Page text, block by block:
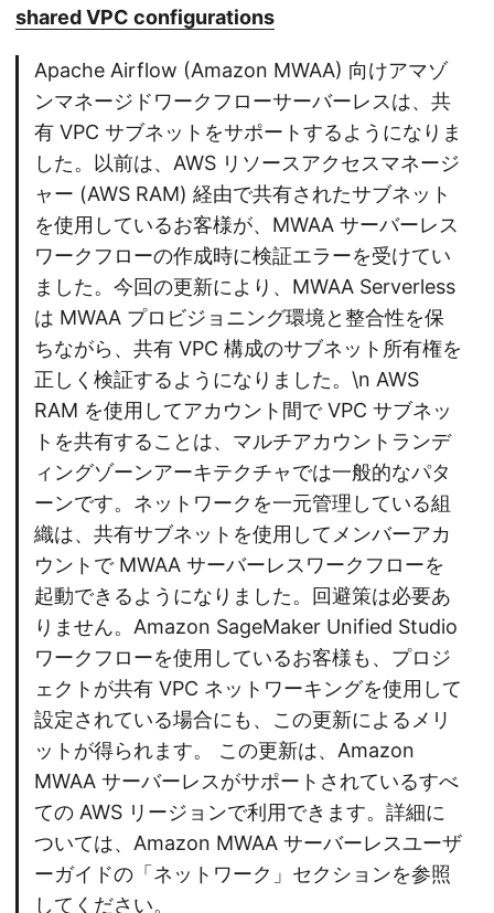
shared VPC configurations
Apache Airflow (Amazon MWAA) 向けアマゾ
ンマネージドワークフローサーバーレスは、共
有 VPC サブネットをサポートするようになりま
した。以前は、AWS リソースアクセスマネージ
ャー (AWS RAM) 経由で共有されたサブネット
を使用しているお客様が、MWAA サーバーレス
ワークフローの作成時に検証エラーを受けてい
ました。今回の更新により、MWAA Serverless
は MWAA プロビジョニング環境と整合性を保
ちながら、共有 VPC 構成のサブネット所有権を
正しく検証するようになりました。\n AWS
RAM を使用してアカウント間で VPC サブネッ
トを共有することは、マルチアカウントランデ
ィングゾーンアーキテクチャでは一般的なパタ
ーンです。ネットワークを一元管理している組
織は、共有サブネットを使用してメンバーアカ
ウントで MWAA サーバーレスワークフローを
起動できるようになりました。回避策は必要あ
りません。Amazon SageMaker Unified Studio
ワークフローを使用しているお客様も、プロジ
ェクトが共有 VPC ネットワーキングを使用して
設定されている場合にも、この更新によるメリ
ットが得られます。 この更新は、Amazon
MWAA サーバーレスがサポートされているすべ
ての AWS リージョンで利用できます。詳細に
ついては、Amazon MWAA サーバーレスユーザ
ーガイドの「ネットワーク」セクションを参照
してください。